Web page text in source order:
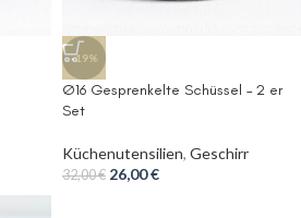
-19%
Ø16 Gesprenkelte Schüssel – 2 er
Set
Küchenutensilien, Geschirr
32,00€ 26,00€